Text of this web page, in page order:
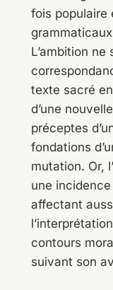
fois populaire
L’ambition
texte sacré
d’une
préceptes
fondations
mutation. Or,
une
affectant
contours
suivant son